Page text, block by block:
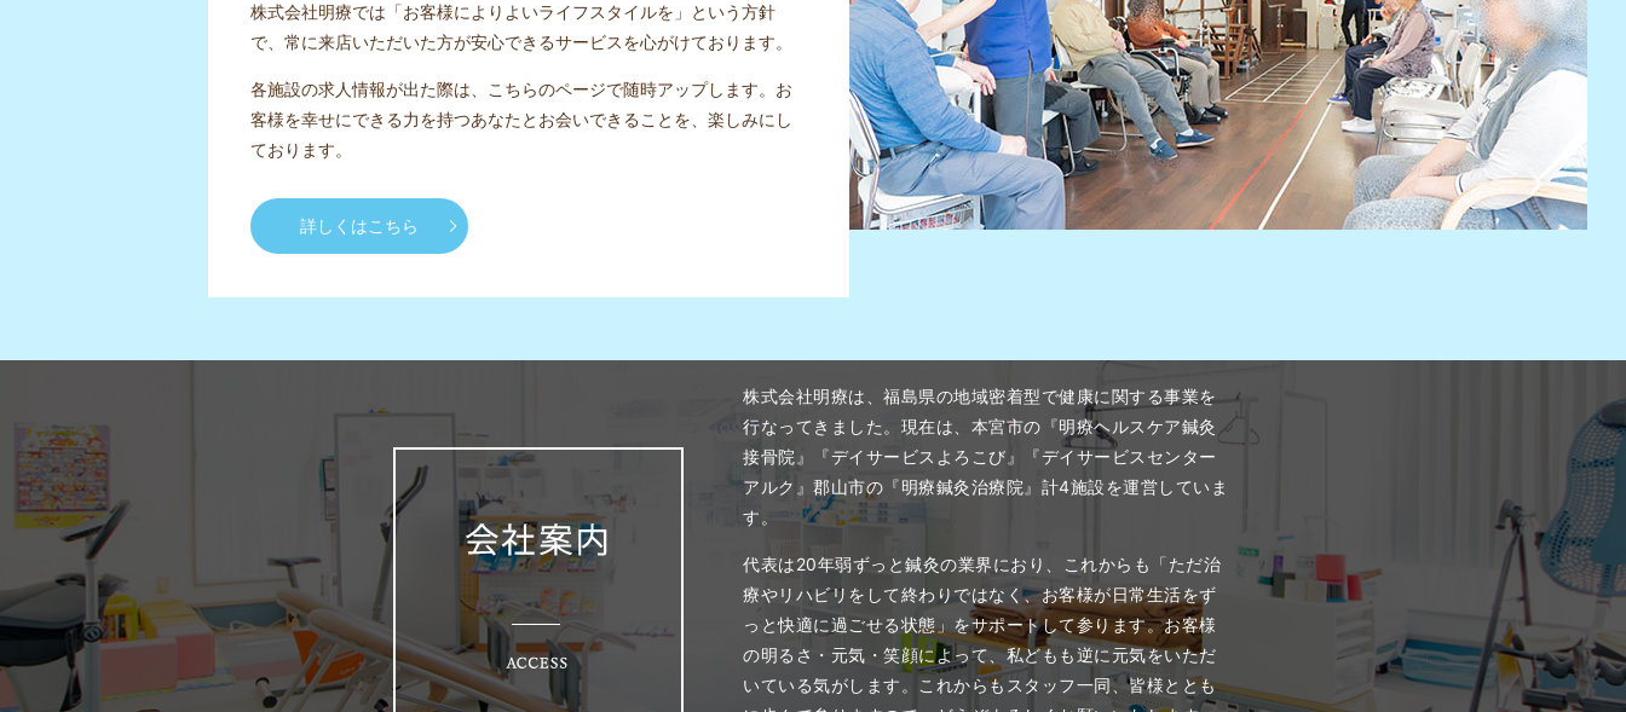
株式会社明療では「お客様によりよいライフスタイルを」という方針
で、常に来店いただいた方が安心できるサービスを心がけております。
各施設の求人情報が出た際は、こちらのページで随時アップします。お
客様を幸せにできる力を持つあなたとお会いできることを、楽しみにし
ております。
詳しくはこちら
株式会社明療は、福島県の地域密着型で健康に関する事業を
行なってきました。現在は、本宮市の『明療ヘルスケア鍼灸
接骨院』『デイサービスよろこび』『デイサービスセンター
アルク』郡山市の『明療鍼灸治療院』計4施設を運営していま
す。
代表は20年弱ずっと鍼灸の業界におり、これからも「ただ治
療やリハビリをして終わりではなく、お客様が日常生活をず
っと快適に過ごせる状態」をサポートして参ります。お客様
の明るさ・元気・笑顔によって、私どもも逆に元気をいただ
いている気がします。これからもスタッフ一同、皆様ととも